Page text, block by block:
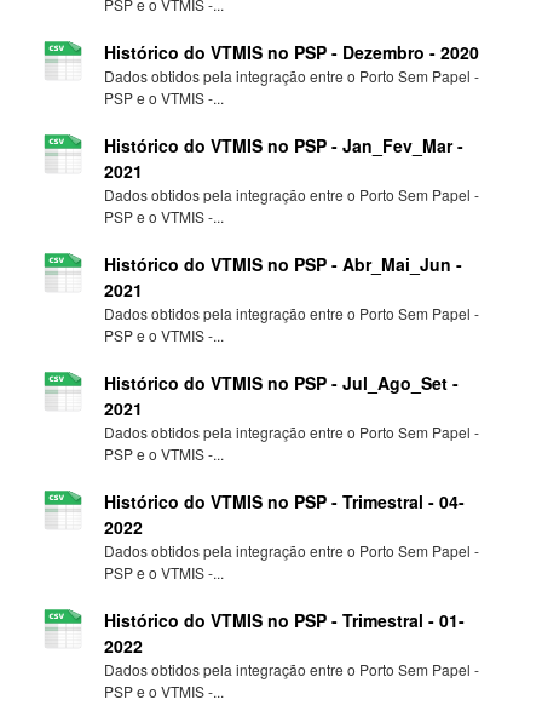
PSP e o VTMIS -...
Histórico do VTMIS no PSP - Dezembro - 2020
Dados obtidos pela integração entre o Porto Sem Papel -
PSP e o VTMIS -...
Histórico do VTMIS no PSP - Jan_Fev_Mar -
2021
Dados obtidos pela integração entre o Porto Sem Papel -
PSP e o VTMIS -...
Histórico do VTMIS no PSP - Abr_Mai_Jun -
2021
Dados obtidos pela integração entre o Porto Sem Papel -
PSP e o VTMIS -...
Histórico do VTMIS no PSP - Jul_Ago_Set -
2021
Dados obtidos pela integração entre o Porto Sem Papel -
PSP e o VTMIS -...
Histórico do VTMIS no PSP - Trimestral - 04-
2022
Dados obtidos pela integração entre o Porto Sem Papel -
PSP e o VTMIS -...
Histórico do VTMIS no PSP - Trimestral - 01-
2022
Dados obtidos pela integração entre o Porto Sem Papel -
PSP e o VTMIS -...